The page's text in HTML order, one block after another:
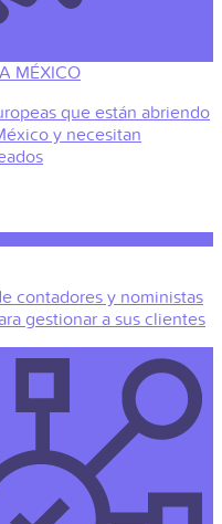
MÉXICO
que están abriendo
y necesitan
contadores y noministas
gestionar a sus clientes